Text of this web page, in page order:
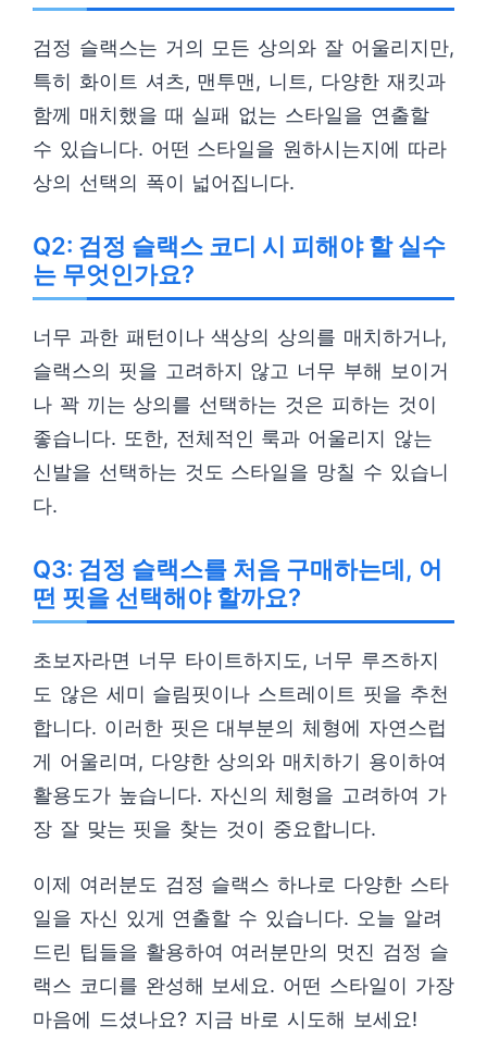
검정 슬랙스는 거의 모든 상의와 잘 어울리지만,
특히 화이트 셔츠, 맨투맨, 니트, 다양한 재킷과
함께 매치했을 때 실패 없는 스타일을 연출할
수 있습니다. 어떤 스타일을 원하시는지에 따라
상의 선택의 폭이 넓어집니다.
Q2: 검정 슬랙스 코디 시 피해야 할 실수
는 무엇인가요?
너무 과한 패턴이나 색상의 상의를 매치하거나,
슬랙스의 핏을 고려하지 않고 너무 부해 보이거
나 꽉 끼는 상의를 선택하는 것은 피하는 것이
좋습니다. 또한, 전체적인 룩과 어울리지 않는
신발을 선택하는 것도 스타일을 망칠 수 있습니
다.
Q3: 검정 슬랙스를 처음 구매하는데, 어
떤 핏을 선택해야 할까요?
초보자라면 너무 타이트하지도, 너무 루즈하지
도 않은 세미 슬림핏이나 스트레이트 핏을 추천
합니다. 이러한 핏은 대부분의 체형에 자연스럽
게 어울리며, 다양한 상의와 매치하기 용이하여
활용도가 높습니다. 자신의 체형을 고려하여 가
장 잘 맞는 핏을 찾는 것이 중요합니다.
이제 여러분도 검정 슬랙스 하나로 다양한 스타
일을 자신 있게 연출할 수 있습니다. 오늘 알려
드린 팁들을 활용하여 여러분만의 멋진 검정 슬
랙스 코디를 완성해 보세요. 어떤 스타일이 가장
마음에 드셨나요? 지금 바로 시도해 보세요!